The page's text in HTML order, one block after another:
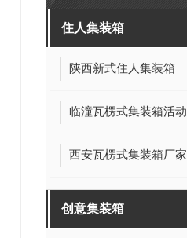
住人集装箱
陕西新式住人集装箱
临潼瓦楞式集装箱活动房厂家
西安瓦楞式集装箱厂家
创意集装箱